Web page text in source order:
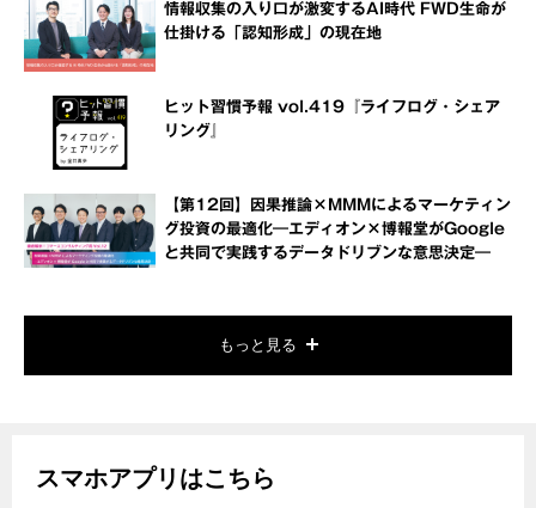
情報収集の入り口が激変するAI時代 FWD生命が
仕掛ける「認知形成」の現在地
ヒット習慣予報 vol.419『ライフログ・シェア
リング』
【第12回】因果推論×MMMによるマーケティン
グ投資の最適化―エディオン×博報堂がGoogle
と共同で実践するデータドリブンな意思決定―
もっと見る
スマホアプリはこちら